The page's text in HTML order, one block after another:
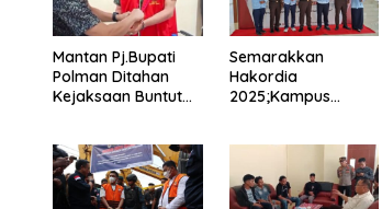
Mantan Pj.Bupati
Polman Ditahan
Kejaksaan Buntut
Seragam Linmas
Pemilu
Semarakkan
Hakordia
2025;Kampus
Gelar” Satukan Aksi
Basmi Korupsi “